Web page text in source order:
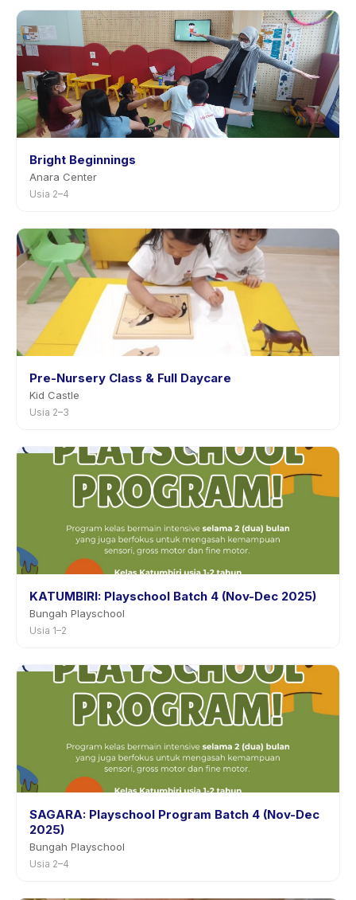
sebelumnya.
Bright Beginnings
Anara Center
Usia 2–4
Pre-Nursery Class & Full Daycare
Kid Castle
Usia 2–3
KATUMBIRI: Playschool Batch 4 (Nov-Dec 2025)
Bungah Playschool
Usia 1–2
SAGARA: Playschool Program Batch 4 (Nov-Dec
2025)
Bungah Playschool
Usia 2–4